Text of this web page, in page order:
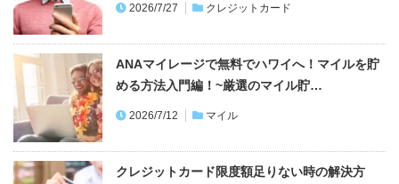
2026/7/27 クレジットカード
ANAマイレージで無料でハワイへ！マイルを貯
める方法入門編！~厳選のマイル貯…
2026/7/12 マイル
クレジットカード限度額足りない時の解決方